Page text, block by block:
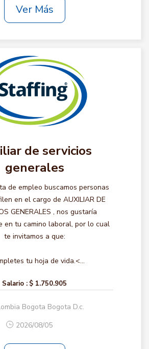
Ver Más
de servicios
generales
de empleo buscamos personas
en el cargo de AUXILIAR DE
GENERALES , nos gustaría
en tu camino laboral, por lo cual
te invitamos a que:
tu hoja de vida.<...
Salario : $ 1.750.905
Bogota Bogota D.c.
2026/08/05